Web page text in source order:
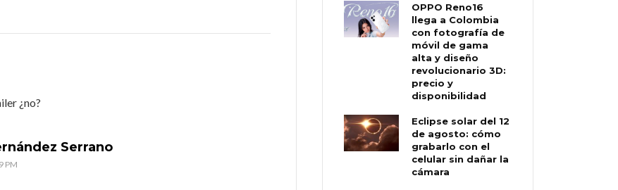
¿no?
Serrano
PM
OPPO Reno16
llega a Colombia
con fotografía de
móvil de gama
alta y diseño
revolucionario 3D:
precio y
disponibilidad
Eclipse solar del 12
de agosto: cómo
grabarlo con el
celular sin dañar la
cámara